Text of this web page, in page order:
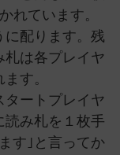
れています。
に配ります。残
札は各プレイヤ
す。
タートプレイヤ
読み札を１枚手
す｣と言ってか